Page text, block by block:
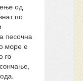
од
по
песочна
море е
го